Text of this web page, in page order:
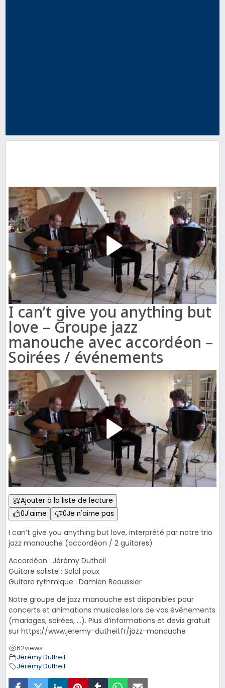
I can’t give you anything but
love – Groupe jazz
manouche avec accordéon –
Soirées / événements
Ajouter à la liste de lecture
0J'aime 0Je n'aime pas
I can’t give you anything but love, interprété par notre trio
jazz manouche (accordéon / 2 guitares)
Accordéon : Jérémy Dutheil
Guitare soliste : Solal poux
Guitare rythmique : Damien Beaussier
Notre groupe de jazz manouche est disponibles pour
concerts et animations musicales lors de vos événements
(mariages, soirées, …). Plus d’informations et devis gratuit
sur https://www.jeremy-dutheil.fr/jazz-manouche
62views
Jérémy Dutheil
Jérémy Dutheil